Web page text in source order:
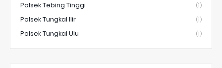
Polsek Tebing Tinggi (1)
Polsek Tungkal Ilir (1)
Polsek Tungkal Ulu (1)